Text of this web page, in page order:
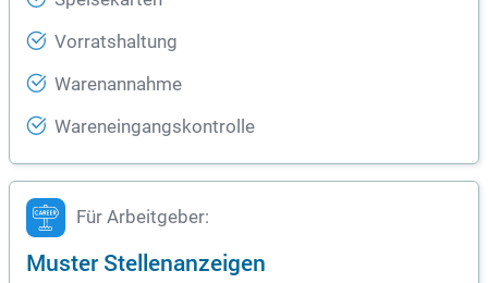
Vorratshaltung
Warenannahme
Wareneingangskontrolle
Für Arbeitgeber:
Muster Stellenanzeigen